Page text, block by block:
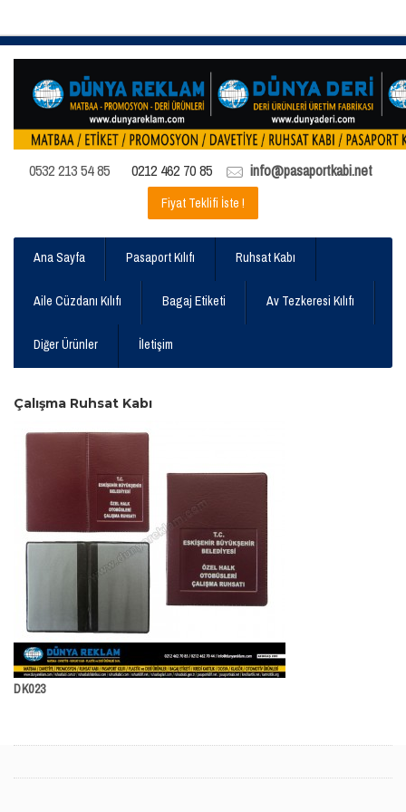
0532 213 54 85 0212 462 70 85 info@pasaportkabi.net
Fiyat Teklifi İste !
Ana Sayfa Pasaport Kılıfı Ruhsat Kabı
Aile Cüzdanı Kılıfı Bagaj Etiketi Av Tezkeresi Kılıfı
Diğer Ürünler İletişim
Çalışma Ruhsat Kabı
DK023